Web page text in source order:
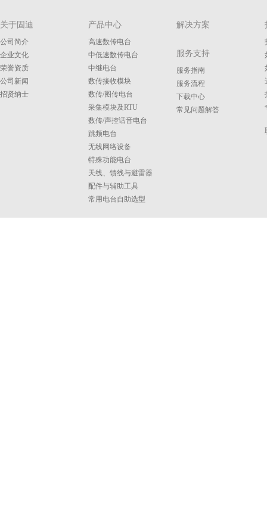
关于固迪
公司简介
企业文化
荣誉资质
公司新闻
招贤纳士
产品中心
高速数传电台
中低速数传电台
中继电台
数传接收模块
数传/图传电台
采集模块及RTU
数传/声控话音电台
跳频电台
无线网络设备
特殊功能电台
天线、馈线与避雷器
配件与辅助工具
常用电台自助选型
解决方案
服务支持
服务指南
服务流程
下载中心
常见问题解答